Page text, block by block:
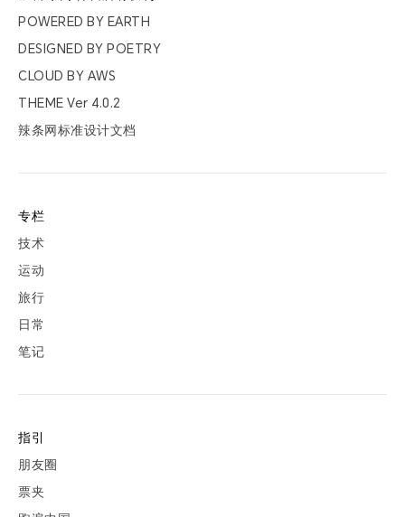
POWERED BY EARTH
DESIGNED BY POETRY
CLOUD BY AWS
THEME Ver 4.0.2
辣条网标准设计文档
专栏
技术
运动
旅行
日常
笔记
指引
朋友圈
票夹